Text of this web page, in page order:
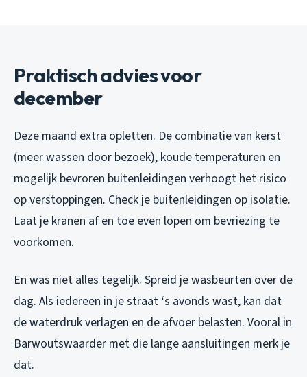
Praktisch advies voor
december
Deze maand extra opletten. De combinatie van kerst
(meer wassen door bezoek), koude temperaturen en
mogelijk bevroren buitenleidingen verhoogt het risico
op verstoppingen. Check je buitenleidingen op isolatie.
Laat je kranen af en toe even lopen om bevriezing te
voorkomen.
En was niet alles tegelijk. Spreid je wasbeurten over de
dag. Als iedereen in je straat ‘s avonds wast, kan dat
de waterdruk verlagen en de afvoer belasten. Vooral in
Barwoutswaarder met die lange aansluitingen merk je
dat.